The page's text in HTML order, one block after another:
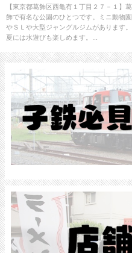
【東京都葛飾区西亀有１丁目２７－１】葛
飾で有名な公園のひとつです。ミニ動物園
やＳＬや大型ジャングルジムがあります。
夏には水遊びも楽しめます。...